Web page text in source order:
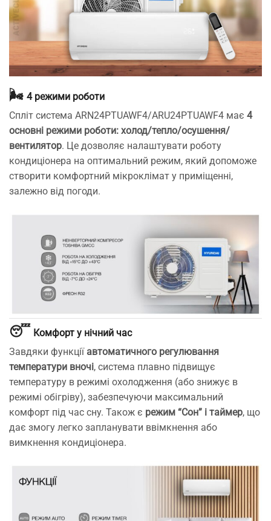
🌬️ 4 режими роботи
Спліт система ARN24PTUAWF4/ARU24PTUAWF4 має 4
основні режими роботи: холод/тепло/осушення/
вентилятор. Це дозволяє налаштувати роботу
кондиціонера на оптимальний режим, який допоможе
створити комфортний мікроклімат у приміщенні,
залежно від погоди.
😴 Комфорт у нічний час
Завдяки функції автоматичного регулювання
температури вночі, система плавно підвищує
температуру в режимі охолодження (або знижує в
режимі обігріву), забезпечуючи максимальний
комфорт під час сну. Також є режим “Сон” і таймер, що
дає змогу легко запланувати ввімкнення або
вимкнення кондиціонера.